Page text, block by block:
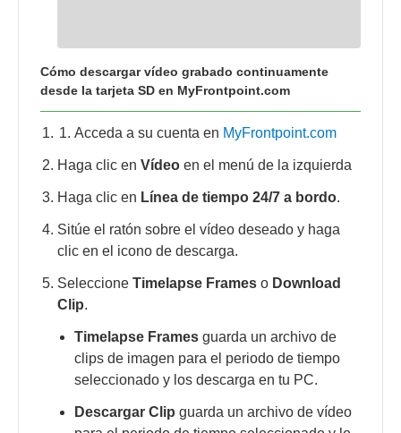
Cómo descargar vídeo grabado continuamente
desde la tarjeta SD en MyFrontpoint.com
Acceda a su cuenta en MyFrontpoint.com
Haga clic enVídeo en el menú de la izquierda
Haga clic en Línea de tiempo 24/7 a bordo.
Sitúe el ratón sobre el vídeo deseado y haga
clic en el icono de descarga.
SeleccioneTimelapse Frames o Download
Clip.
Timelapse Frames guarda un archivo de
clips de imagen para el periodo de tiempo
seleccionado y los descarga en tu PC.
Descargar Clip guarda un archivo de vídeo